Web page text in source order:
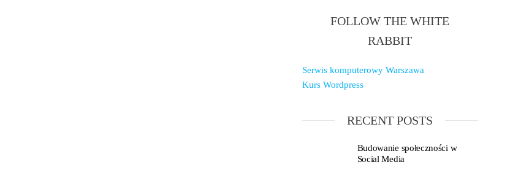
FOLLOW THE WHITE
RABBIT
Serwis komputerowy Warszawa
Kurs Wordpress
RECENT POSTS
Budowanie społeczności w
Social Media